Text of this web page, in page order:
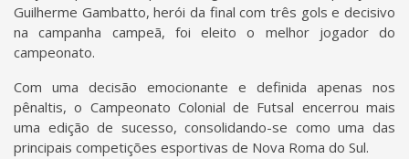
Guilherme Gambatto, herói da final com três gols e decisivo
na campanha campeã, foi eleito o melhor jogador do
campeonato.
Com uma decisão emocionante e definida apenas nos
pênaltis, o Campeonato Colonial de Futsal encerrou mais
uma edição de sucesso, consolidando-se como uma das
principais competições esportivas de Nova Roma do Sul.